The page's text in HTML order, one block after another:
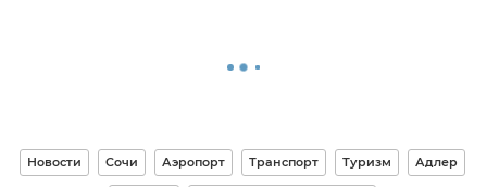
Новости Сочи Аэропорт Транспорт Туризм Адлер